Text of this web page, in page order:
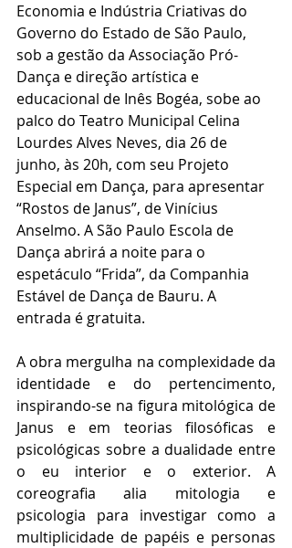
Economia e Indústria Criativas do
Governo do Estado de São Paulo,
sob a gestão da Associação Pró-
Dança e direção artística e
educacional de Inês Bogéa, sobe ao
palco do Teatro Municipal Celina
Lourdes Alves Neves, dia 26 de
junho, às 20h, com seu Projeto
Especial em Dança, para apresentar
“Rostos de Janus”, de Vinícius
Anselmo. A São Paulo Escola de
Dança abrirá a noite para o
espetáculo “Frida”, da Companhia
Estável de Dança de Bauru. A
entrada é gratuita.
A obra mergulha na complexidade da
identidade e do pertencimento,
inspirando-se na figura mitológica de
Janus e em teorias filosóficas e
psicológicas sobre a dualidade entre
o eu interior e o exterior. A
coreografia alia mitologia e
psicologia para investigar como a
multiplicidade de papéis e personas